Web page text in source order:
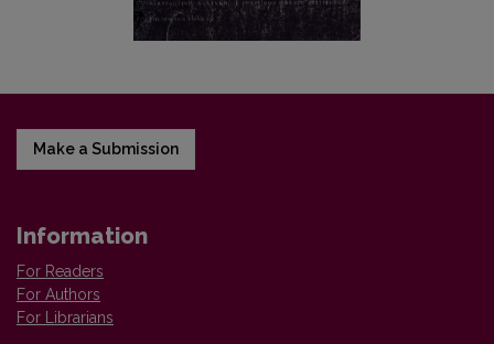
Make a Submission
Information
For Readers
For Authors
For Librarians